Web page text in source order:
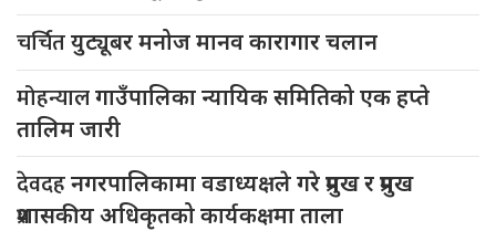
चर्चितयुट्यूबर मनोज मानव कारागार चलान
मोहन्यालगाउँपालिका न्यायिक समितिको एक हप्ते
तालिम जारी
देवदहनगरपालिकामा वडाध्यक्षले गरे प्रमुख र प्रमुख
प्रशासकीय अधिकृतको कार्यकक्षमा ताला